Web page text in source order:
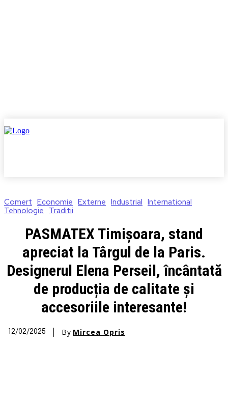
Comert Economie Externe Industrial International
Tehnologie Traditii
PASMATEX Timișoara, stand
apreciat la Târgul de la Paris.
Designerul Elena Perseil, încântată
de producția de calitate și
accesoriile interesante!
12/02/2025 By Mircea Opris